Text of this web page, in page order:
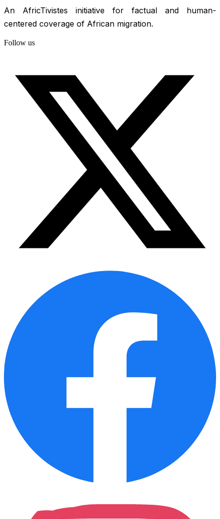
An AfricTivistes initiative for factual and human-
centered coverage of African migration.
Follow us